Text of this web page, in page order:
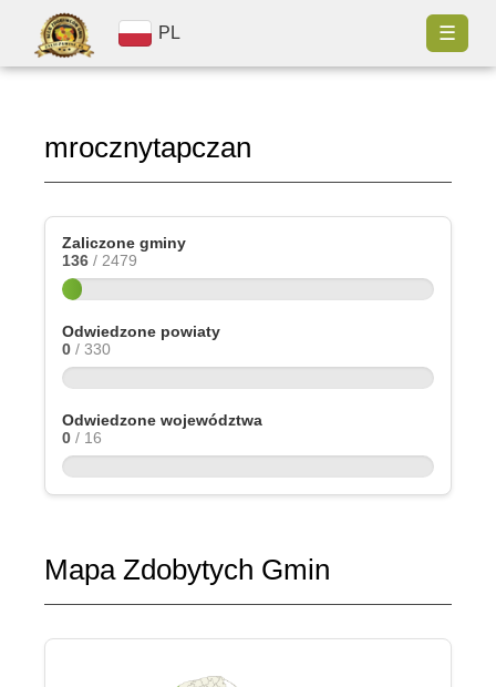
PL ☰
mrocznytapczan
Zaliczone gminy
136 / 2479
Odwiedzone powiaty
0 / 330
Odwiedzone województwa
0 / 16
Mapa Zdobytych Gmin